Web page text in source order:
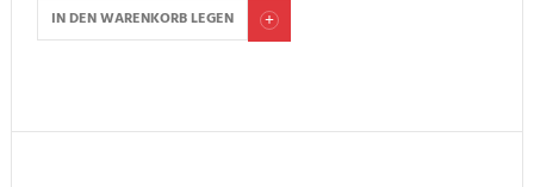
IN DEN WARENKORB LEGEN